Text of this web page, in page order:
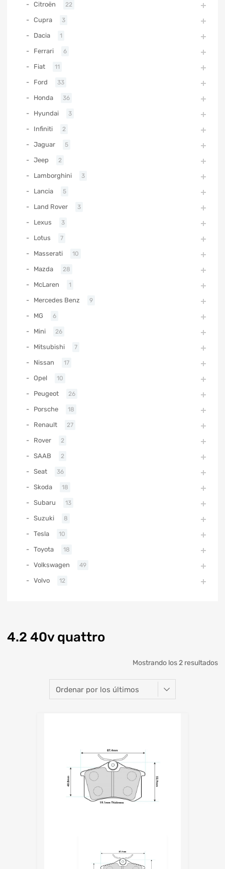
4.2 40v quattro
Mostrando los 2 resultados
Citroën 22
Cupra 3
Dacia 1
Ferrari 6
Fiat 11
Ford 33
Honda 36
Hyundai 3
Infiniti 2
Jaguar 5
Jeep 2
Lamborghini 3
Lancia 5
Land Rover 3
Lexus 3
Lotus 7
Masserati 10
Mazda 28
McLaren 1
Mercedes Benz 9
MG 6
Mini 26
Mitsubishi 7
Nissan 17
Opel 10
Peugeot 26
Porsche 18
Renault 27
Rover 2
SAAB 2
Seat 36
Skoda 18
Subaru 13
Suzuki 8
Tesla 10
Toyota 18
Volkswagen 49
Volvo 12